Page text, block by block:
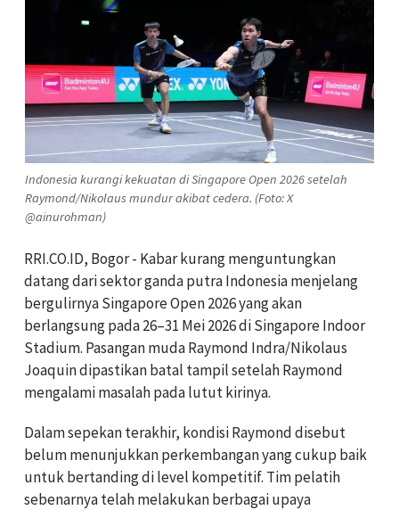
Indonesia kurangi kekuatan di Singapore Open 2026 setelah
Raymond/Nikolaus mundur akibat cedera. (Foto: X
@ainurohman)
RRI.CO.ID, Bogor - Kabar kurang menguntungkan
datang dari sektor ganda putra Indonesia menjelang
bergulirnya Singapore Open 2026 yang akan
berlangsung pada 26–31 Mei 2026 di Singapore Indoor
Stadium. Pasangan muda Raymond Indra/Nikolaus
Joaquin dipastikan batal tampil setelah Raymond
mengalami masalah pada lutut kirinya.
Dalam sepekan terakhir, kondisi Raymond disebut
belum menunjukkan perkembangan yang cukup baik
untuk bertanding di level kompetitif. Tim pelatih
sebenarnya telah melakukan berbagai upaya